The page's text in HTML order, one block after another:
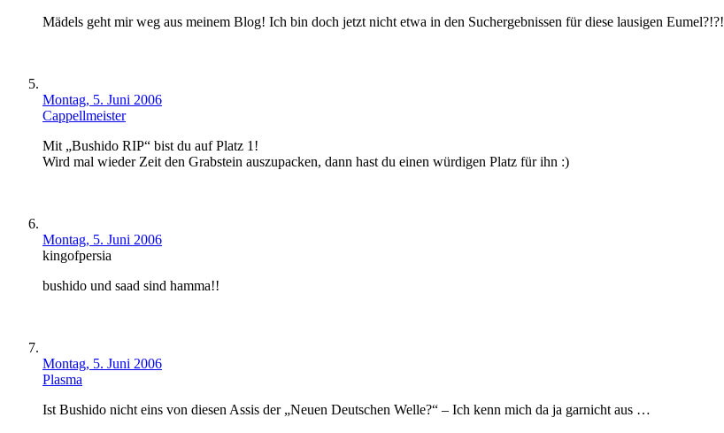
Mädels geht mir weg aus meinem Blog! Ich bin doch jetzt nicht etwa in den Suchergebnissen für diese lausigen Eumel?!?!
Montag, 5. Juni 2006
Cappellmeister
Mit „Bushido RIP“ bist du auf Platz 1!
Wird mal wieder Zeit den Grabstein auszupacken, dann hast du einen würdigen Platz für ihn :)
Montag, 5. Juni 2006
kingofpersia
bushido und saad sind hamma!!
Montag, 5. Juni 2006
Plasma
Ist Bushido nicht eins von diesen Assis der „Neuen Deutschen Welle?“ – Ich kenn mich da ja garnicht aus …